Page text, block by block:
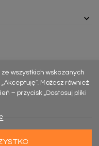
wszystkich wskazanych
Możesz również
– przycisk „Dostosuj pliki